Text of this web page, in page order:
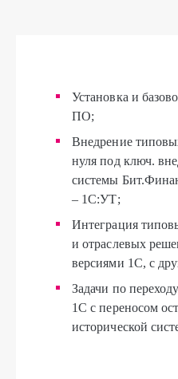
Установка и
ПО;
Внедрение
нуля под ключ.
системы
– 1С:УТ;
Интеграция
и отраслевых
версиями 1С, с
Задачи по
1С с переносом
исторической